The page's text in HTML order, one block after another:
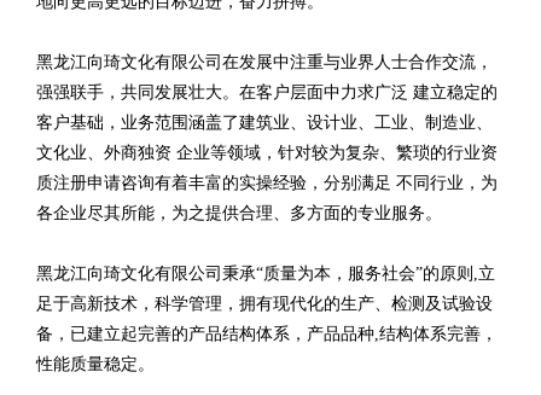
黑龙江向琦文化有限公司在发展中注重与业界人士合作交流，
强强联手，共同发展壮大。在客户层面中力求广泛 建立稳定的
客户基础，业务范围涵盖了建筑业、设计业、工业、制造业、
文化业、外商独资 企业等领域，针对较为复杂、繁琐的行业资
质注册申请咨询有着丰富的实操经验，分别满足 不同行业，为
各企业尽其所能，为之提供合理、多方面的专业服务。
黑龙江向琦文化有限公司秉承“质量为本，服务社会”的原则,立
足于高新技术，科学管理，拥有现代化的生产、检测及试验设
备，已建立起完善的产品结构体系，产品品种,结构体系完善，
性能质量稳定。